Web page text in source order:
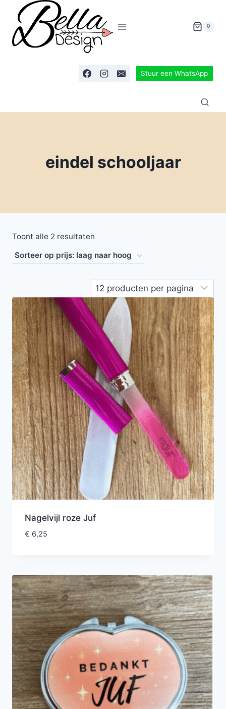
0
Stuur een WhatsApp
eindel schooljaar
Toont alle 2 resultaten
Nagelvijl roze Juf
€ 6,25